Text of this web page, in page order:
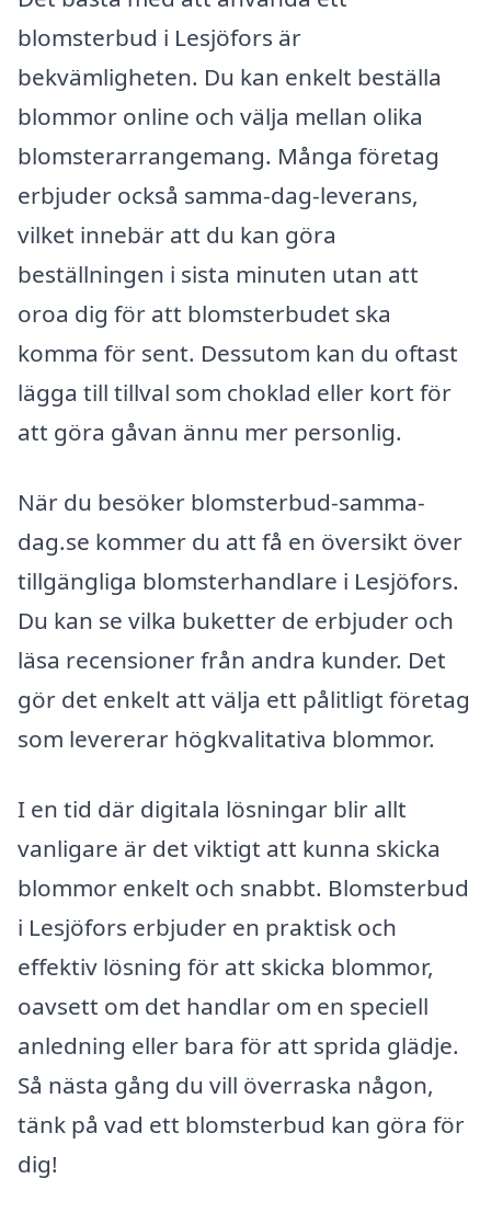
blomsterbud i Lesjöfors är
bekvämligheten. Du kan enkelt beställa
blommor online och välja mellan olika
blomsterarrangemang. Många företag
erbjuder också samma-dag-leverans,
vilket innebär att du kan göra
beställningen i sista minuten utan att
oroa dig för att blomsterbudet ska
komma för sent. Dessutom kan du oftast
lägga till tillval som choklad eller kort för
att göra gåvan ännu mer personlig.
När du besöker blomsterbud-samma-
dag.se kommer du att få en översikt över
tillgängliga blomsterhandlare i Lesjöfors.
Du kan se vilka buketter de erbjuder och
läsa recensioner från andra kunder. Det
gör det enkelt att välja ett pålitligt företag
som levererar högkvalitativa blommor.
I en tid där digitala lösningar blir allt
vanligare är det viktigt att kunna skicka
blommor enkelt och snabbt. Blomsterbud
i Lesjöfors erbjuder en praktisk och
effektiv lösning för att skicka blommor,
oavsett om det handlar om en speciell
anledning eller bara för att sprida glädje.
Så nästa gång du vill överraska någon,
tänk på vad ett blomsterbud kan göra för
dig!